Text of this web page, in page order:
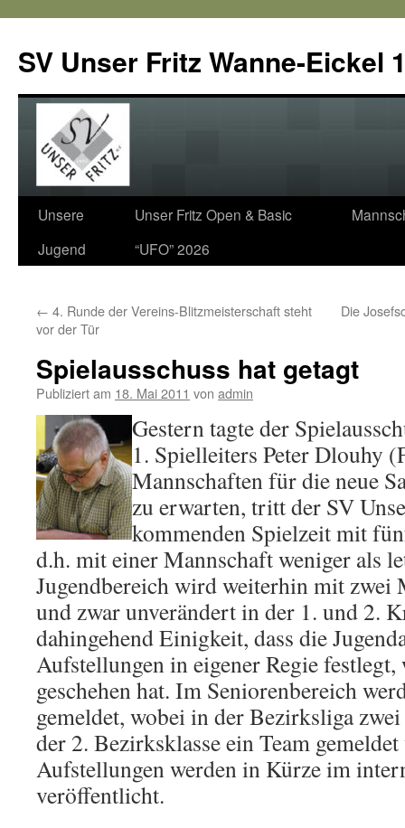
SV Unser Fritz Wanne-Eickel
Zum
Inhalt
Unsere
Jugend
Unser Fritz Open & Basic
“UFO” 2026
← 4. Runde der Vereins-Blitzmeisterschaft steht
vor der Tür
Die
Spielausschuss hat getagt
Publiziert am 18. Mai 2011 von admin
Gestern tagte der
1. Spielleiters Peter Dlouhy
Mannschaften für die neue
zu erwarten, tritt der SV
kommenden Spielzeit mit
d.h. mit einer Mannschaft weniger als
Jugendbereich wird weiterhin mit zwei
und zwar unverändert in der 1. und 2.
dahingehend Einigkeit, dass die
Aufstellungen in eigener Regie festlegt,
geschehen hat. Im Seniorenbereich
gemeldet, wobei in der Bezirksliga
der 2. Bezirksklasse ein Team
Aufstellungen werden in Kürze im
veröffentlicht.